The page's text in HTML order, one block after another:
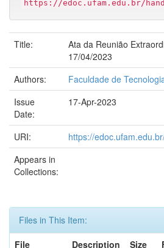
https://edoc.ufam.edu.br/
Title:
Ata da Reunião
17/04/2023
Authors:
Faculdade de
Issue
Date:
17-Apr-2023
URI:
https://
Appears in
Collections:
Files in This Item:
File
Description Size